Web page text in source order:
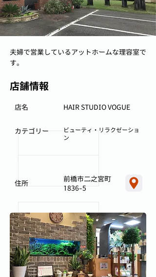
夫婦で営業しているアットホームな理容室で
す。
店舗情報
HAIR STUDIO VOGUE
店名
ビューティ・リラクゼーショ
ン
カテゴリー
前橋市二之宮町
1836-5
住所